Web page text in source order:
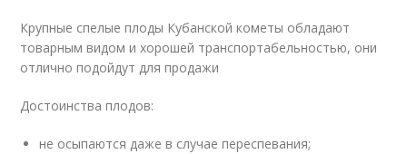
Крупные спелые плоды Кубанской кометы обладают
товарным видом и хорошей транспортабельностью, они
отлично подойдут для продажи
Достоинства плодов:
не осыпаются даже в случае переспевания;